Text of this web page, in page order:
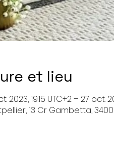
et lieu
2023, 19:15 UTC+2 – 27 oct.
13 Cr Gambetta,